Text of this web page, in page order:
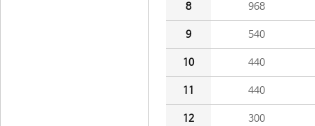
8 968
9 540
10 440
11 440
12 300